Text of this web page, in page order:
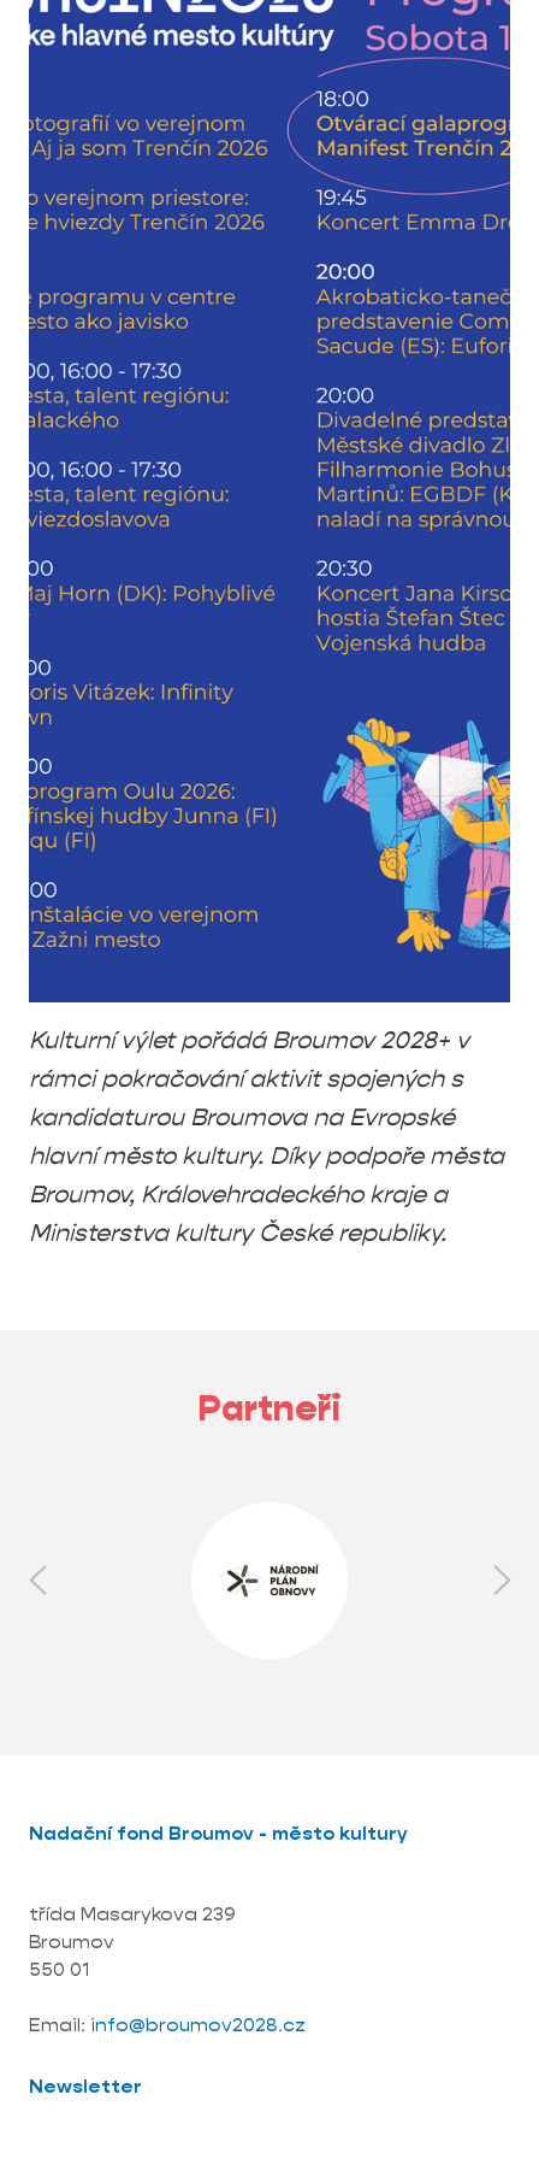
Kulturní výlet pořádá Broumov 2028+ v
rámci pokračování aktivit spojených s
kandidaturou Broumova na Evropské
hlavní město kultury. Díky podpoře města
Broumov, Královehradeckého kraje a
Ministerstva kultury České republiky.
Partneři
Nadační fond Broumov - město kultury
třída Masarykova 239
Broumov
550 01
Email: info@broumov2028.cz
Newsletter